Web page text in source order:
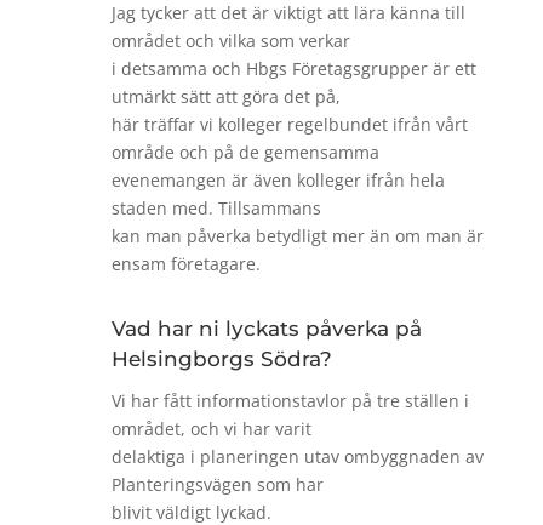
Jag tycker att det är viktigt att lära känna till
området och vilka som verkar
i detsamma och Hbgs Företagsgrupper är ett
utmärkt sätt att göra det på,
här träffar vi kolleger regelbundet ifrån vårt
område och på de gemensamma
evenemangen är även kolleger ifrån hela
staden med. Tillsammans
kan man påverka betydligt mer än om man är
ensam företagare.
Vad har ni lyckats påverka på
Helsingborgs Södra?
Vi har fått informationstavlor på tre ställen i
området, och vi har varit
delaktiga i planeringen utav ombyggnaden av
Planteringsvägen som har
blivit väldigt lyckad.